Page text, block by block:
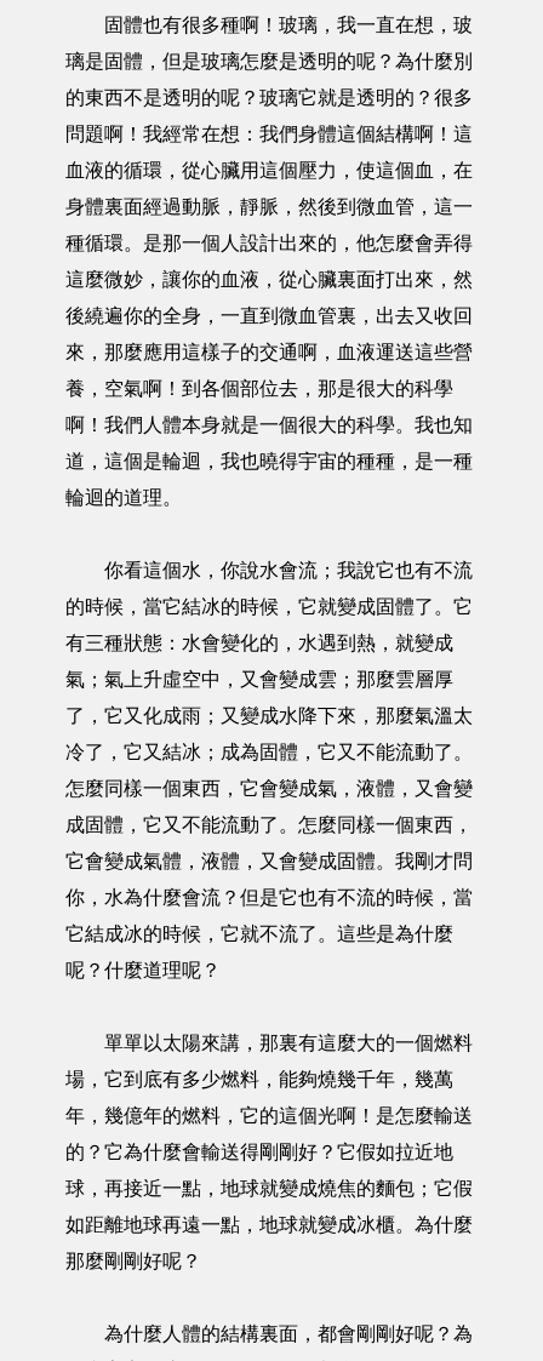
固體也有很多種啊！玻璃，我一直在想，玻
璃是固體，但是玻璃怎麼是透明的呢？為什麼別
的東西不是透明的呢？玻璃它就是透明的？很多
問題啊！我經常在想：我們身體這個結構啊！這
血液的循環，從心臟用這個壓力，使這個血，在
身體裏面經過動脈，靜脈，然後到微血管，這一
種循環。是那一個人設計出來的，他怎麼會弄得
這麼微妙，讓你的血液，從心臟裏面打出來，然
後繞遍你的全身，一直到微血管裏，出去又收回
來，那麼應用這樣子的交通啊，血液運送這些營
養，空氣啊！到各個部位去，那是很大的科學
啊！我們人體本身就是一個很大的科學。我也知
道，這個是輪迴，我也曉得宇宙的種種，是一種
輪迴的道理。
你看這個水，你說水會流；我說它也有不流
的時候，當它結冰的時候，它就變成固體了。它
有三種狀態：水會變化的，水遇到熱，就變成
氣；氣上升虛空中，又會變成雲；那麼雲層厚
了，它又化成雨；又變成水降下來，那麼氣溫太
冷了，它又結冰；成為固體，它又不能流動了。
怎麼同樣一個東西，它會變成氣，液體，又會變
成固體，它又不能流動了。怎麼同樣一個東西，
它會變成氣體，液體，又會變成固體。我剛才問
你，水為什麼會流？但是它也有不流的時候，當
它結成冰的時候，它就不流了。這些是為什麼
呢？什麼道理呢？
單單以太陽來講，那裏有這麼大的一個燃料
場，它到底有多少燃料，能夠燒幾千年，幾萬
年，幾億年的燃料，它的這個光啊！是怎麼輸送
的？它為什麼會輸送得剛剛好？它假如拉近地
球，再接近一點，地球就變成燒焦的麵包；它假
如距離地球再遠一點，地球就變成冰櫃。為什麼
那麼剛剛好呢？
為什麼人體的結構裏面，都會剛剛好呢？為